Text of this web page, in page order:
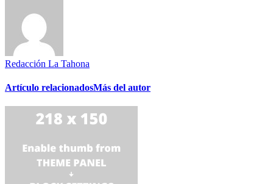
Redacción La Tahona
Artículo relacionadosMás del autor